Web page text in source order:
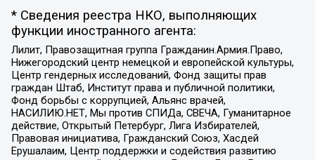
* Сведения реестра НКО, выполняющих
функции иностранного агента:
Лилит, Правозащитная группа Гражданин.Армия.Право,
Нижегородский центр немецкой и европейской культуры,
Центр гендерных исследований, Фонд защиты прав
граждан Штаб, Институт права и публичной политики,
Фонд борьбы с коррупцией, Альянс врачей,
НАСИЛИЮ.НЕТ, Мы против СПИДа, СВЕЧА, Гуманитарное
действие, Открытый Петербург, Лига Избирателей,
Правовая инициатива, Гражданский Союз, Хасдей
Ерушалаим, Центр поддержки и содействия развитию